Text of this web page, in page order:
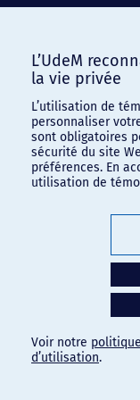
L’UdeM
la vie privée
L’utilisation de
personnaliser
sont obligatoires
sécurité du site
préférences. En
utilisation de
Voir notre
d’utilisation.